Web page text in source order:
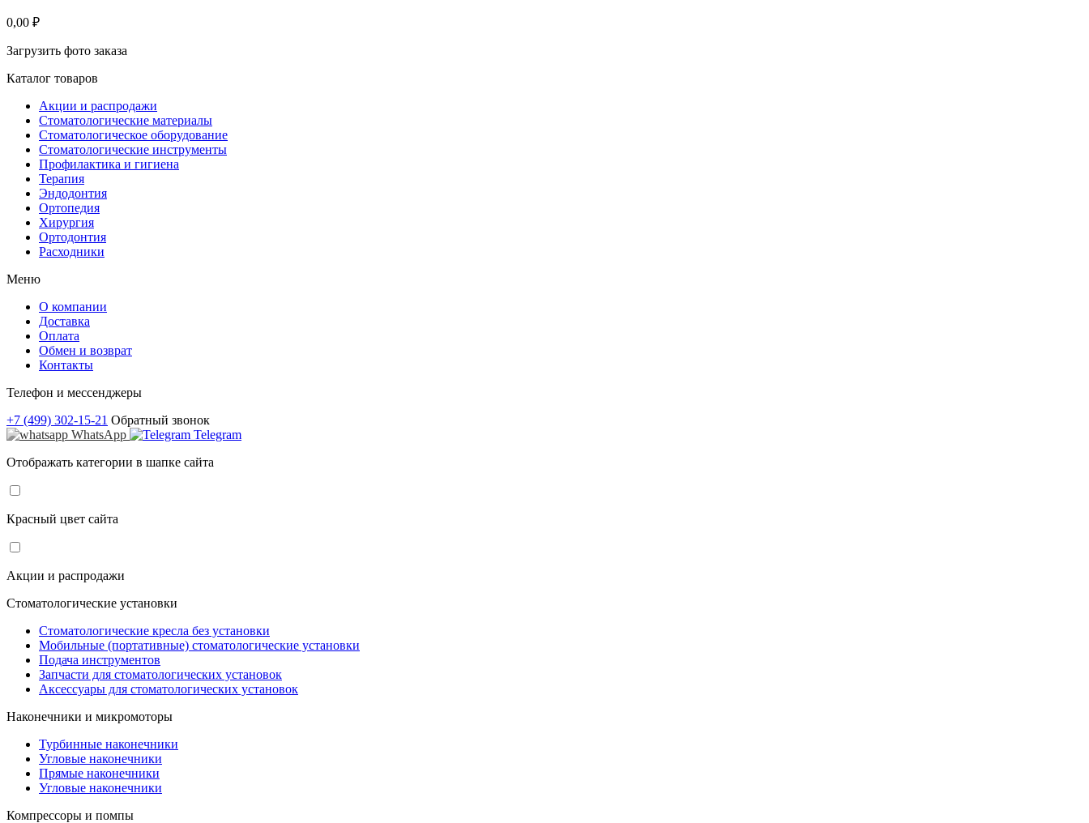
0,00 ₽
Загрузить фото заказа
Каталог товаров
Акции и распродажи
Стоматологические материалы
Стоматологическое оборудование
Стоматологические инструменты
Профилактика и гигиена
Терапия
Эндодонтия
Ортопедия
Хирургия
Ортодонтия
Расходники
Меню
О компании
Доставка
Оплата
Обмен и возврат
Контакты
Телефон и мессенджеры
+7 (499) 302-15-21 Обратный звонок
WhatsApp
Telegram
Отображать категории в шапке сайта
Красный цвет сайта
Акции и распродажи
Стоматологические установки
Стоматологические кресла без установки
Мобильные (портативные) стоматологические установки
Подача инструментов
Запчасти для стоматологических установок
Аксессуары для стоматологических установок
Наконечники и микромоторы
Турбинные наконечники
Угловые наконечники
Прямые наконечники
Угловые наконечники
Компрессоры и помпы